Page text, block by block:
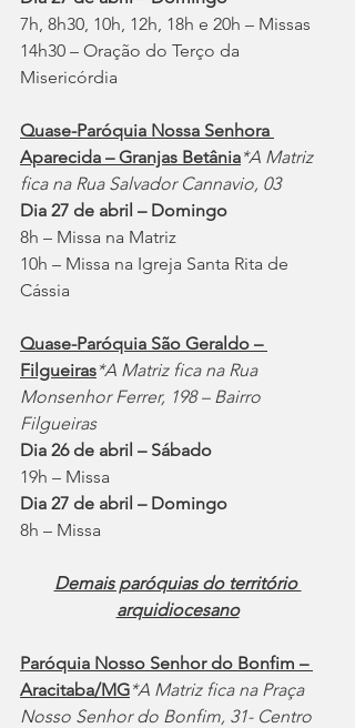
7h, 8h30, 10h, 12h, 18h e 20h – Missas
14h30 – Oração do Terço da
Misericórdia
Quase-Paróquia Nossa Senhora
Aparecida – Granjas Betânia*A Matriz
fica na Rua Salvador Cannavio, 03
Dia 27 de abril – Domingo
8h – Missa na Matriz
10h – Missa na Igreja Santa Rita de
Cássia
Quase-Paróquia São Geraldo –
Filgueiras*A Matriz fica na Rua
Monsenhor Ferrer, 198 – Bairro
Filgueiras
Dia 26 de abril – Sábado
19h – Missa
Dia 27 de abril – Domingo
8h – Missa
Demais paróquias do território
arquidiocesano
Paróquia Nosso Senhor do Bonfim –
Aracitaba/MG*A Matriz fica na Praça
Nosso Senhor do Bonfim, 31- Centro